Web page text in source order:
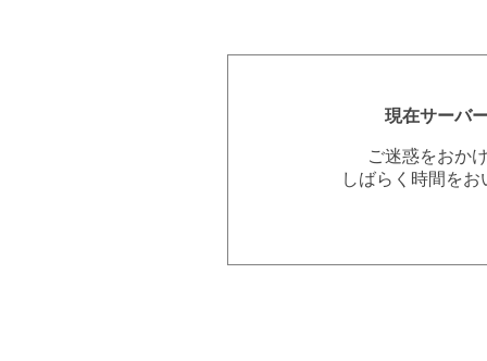
現在サーバ
ご迷惑をおか
しばらく時間を